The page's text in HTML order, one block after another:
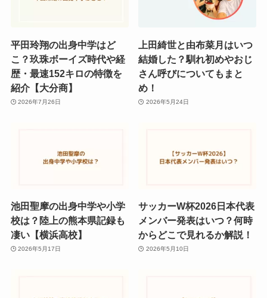
平田玲翔の出身中学はど
こ？玖珠ボーイズ時代や経
歴・最速152キロの特徴を
紹介【大分商】
2026年7月26日
上田綺世と由布菜月はいつ
結婚した？馴れ初めやおじ
さん呼びについてもまと
め！
2026年5月24日
池田聖摩の出身中学や小学
校は？陸上の熊本県記録も
凄い【横浜高校】
2026年5月17日
サッカーW杯2026日本代表
メンバー発表はいつ？何時
からどこで見れるか解説！
2026年5月10日